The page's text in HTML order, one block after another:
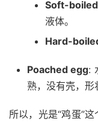
Soft-
液体。
Hard-
Poached egg:
熟，没有壳，形
所以，光是“鸡蛋”